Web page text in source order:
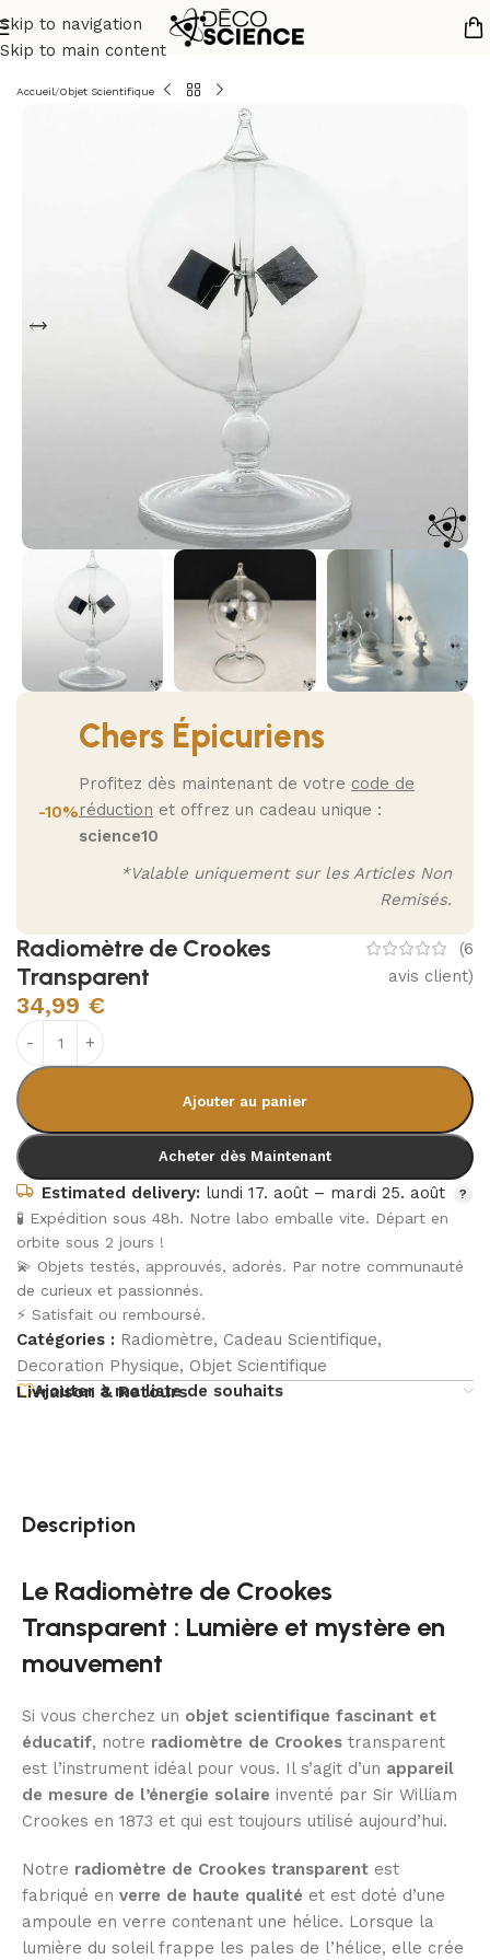
Skip to navigation
Skip to main content
Accueil/Objet Scientifique
Radiomètre de Crookes
Transparent
(6
avis client)
34,99 €
-10%
Chers Épicuriens
Profitez dès maintenant de votre code de
réduction et offrez un cadeau unique :
science10
*Valable uniquement sur les Articles Non
Remisés.
Ajouter au panier
Acheter dès Maintenant
Estimated delivery: lundi 17. août – mardi 25. août
🧪 Expédition sous 48h. Notre labo emballe vite. Départ en
orbite sous 2 jours !
💫 Objets testés, approuvés, adorés. Par notre communauté
de curieux et passionnés.
⚡ Satisfait ou remboursé.
Catégories : Radiomètre, Cadeau Scientifique,
Decoration Physique, Objet Scientifique
Ajouter à ma liste de souhaits
Livraison & Retours
Description
Le Radiomètre de Crookes
Transparent : Lumière et mystère en
mouvement
Si vous cherchez un objet scientifique fascinant et
éducatif, notre radiomètre de Crookes transparent
est l’instrument idéal pour vous. Il s’agit d’un appareil
de mesure de l’énergie solaire inventé par Sir William
Crookes en 1873 et qui est toujours utilisé aujourd’hui.
Notre radiomètre de Crookes transparent est
fabriqué en verre de haute qualité et est doté d’une
ampoule en verre contenant une hélice. Lorsque la
lumière du soleil frappe les pales de l’hélice, elle crée